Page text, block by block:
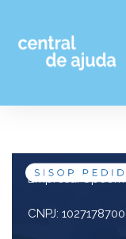
Pular
Empresa: Upcom
CNPJ: